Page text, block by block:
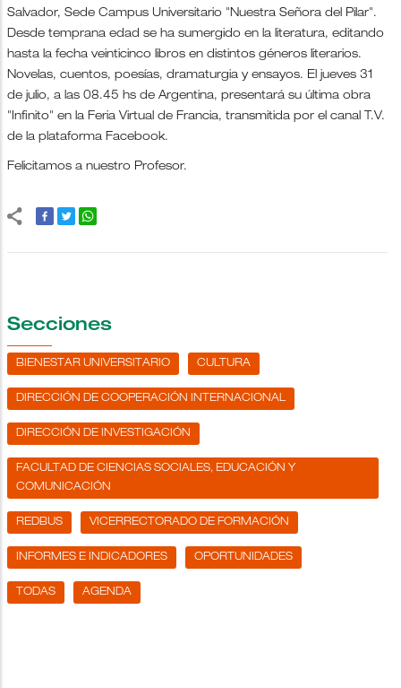
Salvador, Sede Campus Universitario "Nuestra Señora del Pilar".
Desde temprana edad se ha sumergido en la literatura, editando
hasta la fecha veinticinco libros en distintos géneros literarios.
Novelas, cuentos, poesías, dramaturgia y ensayos. El jueves 31
de julio, a las 08.45 hs de Argentina, presentará su última obra
"Infinito" en la Feria Virtual de Francia, transmitida por el canal T.V.
de la plataforma Facebook.
Felicitamos a nuestro Profesor.
Secciones
BIENESTAR UNIVERSITARIO CULTURA
DIRECCIÓN DE COOPERACIÓN INTERNACIONAL
DIRECCIÓN DE INVESTIGACIÓN
FACULTAD DE CIENCIAS SOCIALES, EDUCACIÓN Y
COMUNICACIÓN
REDBUS VICERRECTORADO DE FORMACIÓN
INFORMES E INDICADORES OPORTUNIDADES
TODAS AGENDA